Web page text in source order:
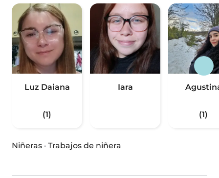
Luz Daiana
(1)
Iara
(1)
Niñeras · Trabajos de niñera